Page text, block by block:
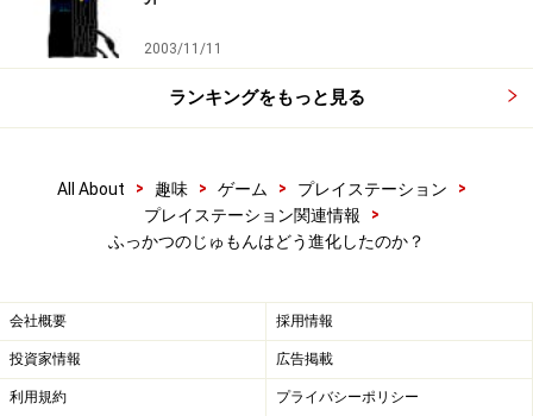
2003/11/11
ランキングをもっと見る
All About > 趣味 > ゲーム > プレイステーション
>
プレイステーション関連情報
>
ふっかつのじゅもんはどう進化したのか？
会社概要 採用情報
投資家情報 広告掲載
利用規約 プライバシーポリシー